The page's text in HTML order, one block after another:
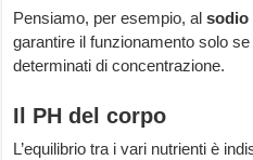
Pensiamo, per esempio, al sodio
garantire il funzionamento solo
determinati di concentrazione.
Il PH del corpo
L’equilibrio tra i vari nutrienti è